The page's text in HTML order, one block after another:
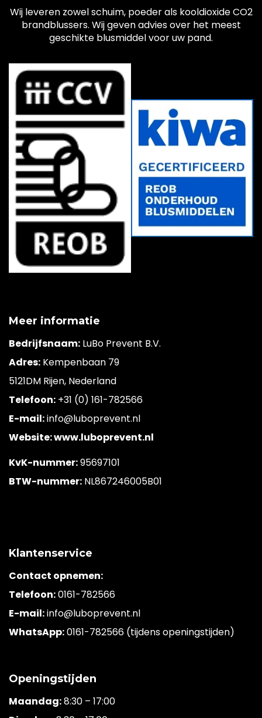
Wij leveren zowel schuim, poeder als kooldioxide CO2
brandblussers. Wij geven advies over het meest
geschikte blusmiddel voor uw pand.
Meer informatie
Bedrijfsnaam: LuBo Prevent B.V.
Adres: Kempenbaan 79
5121DM Rijen, Nederland
Telefoon: +31 (0) 161-782566
E-mail:info@luboprevent.nl
Website: www.luboprevent.nl
KvK-nummer:95697101
BTW-nummer: NL867246005B01
Klantenservice
Contact opnemen:
Telefoon:0161-782566
E-mail:info@luboprevent.nl
WhatsApp:0161-782566 (tijdens openingstijden)
Openingstijden
Maandag:8:30 – 17:00